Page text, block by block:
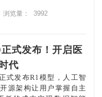
浏览量：
3992
式发布！开启医
代
式发布R1模型，人工智
源架构让用户掌握自主